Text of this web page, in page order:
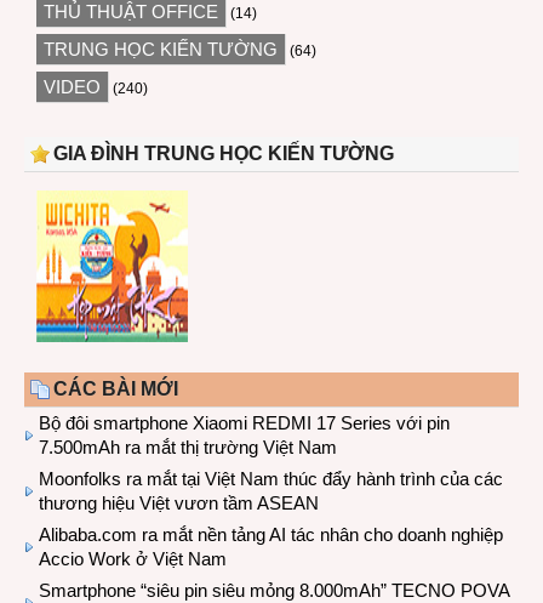
THỦ THUẬT OFFICE (14)
TRUNG HỌC KIẾN TƯỜNG (64)
VIDEO (240)
GIA ĐÌNH TRUNG HỌC KIẾN TƯỜNG
CÁC BÀI MỚI
Bộ đôi smartphone Xiaomi REDMI 17 Series với pin
7.500mAh ra mắt thị trường Việt Nam
Moonfolks ra mắt tại Việt Nam thúc đẩy hành trình của các
thương hiệu Việt vươn tầm ASEAN
Alibaba.com ra mắt nền tảng AI tác nhân cho doanh nghiệp
Accio Work ở Việt Nam
Smartphone “siêu pin siêu mỏng 8.000mAh” TECNO POVA